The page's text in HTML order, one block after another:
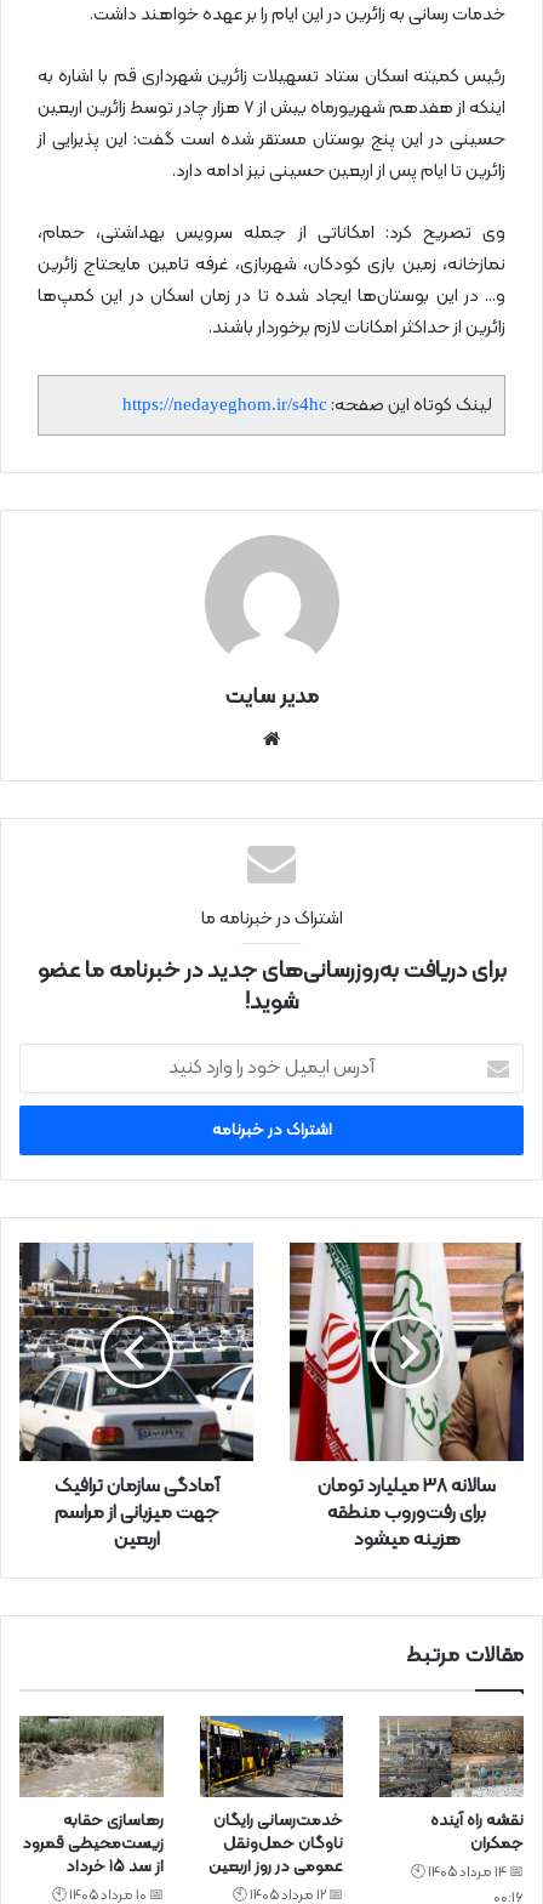
خدمات رسانی به زائرین در این ایام را بر عهده خواهند داشت.
رئیس کمیته اسکان ستاد تسهیلات زائرین شهرداری قم با اشاره به
اینکه از هفدهم شهریورماه بیش از ۷ هزار چادر توسط زائرین اربعین
حسینی در این پنج بوستان مستقر شده است گفت: این پذیرایی از
زائرین تا ایام پس از اربعین حسینی نیز ادامه دارد.
وی تصریح کرد: امکاناتی از جمله سرویس بهداشتی، حمام،
نمازخانه، زمین بازی کودکان، شهربازی، غرفه تامین مایحتاج زائرین
و… در این بوستان‌ها ایجاد شده تا در زمان اسکان در این کمپ‌ها
زائرین از حداکثر امکانات لازم برخوردار باشند.
لینک کوتاه این صفحه: https://nedayeghom.ir/s4hc
مدیر سایت
نتی
اشتراک در خبرنامه ما
برای دریافت به‌روزرسانی‌های جدید در خبرنامه ما عضو
شوید!
ر
ا
ی
ل
خ
و
د
ر
ر
سالانه 38 میلیارد تومان
برای رفت‌وروب منطقه
هزینه میشود
آمادگی سازمان ترافیک
جهت میزبانی از مراسم
اربعین
مقالات مرتبط
نقشه راه آینده
جمکران
📅 14 مرداد 1405 🕙
00:16
خدمت‌رسانی رایگان
ناوگان حمل‌ونقل
عمومی در روز اربعین
📅 12 مرداد 1405 🕙
رهاسازی حقابه
زیست‌محیطی قمرود
از سد ۱۵ خرداد
📅 10 مرداد 1405 🕙